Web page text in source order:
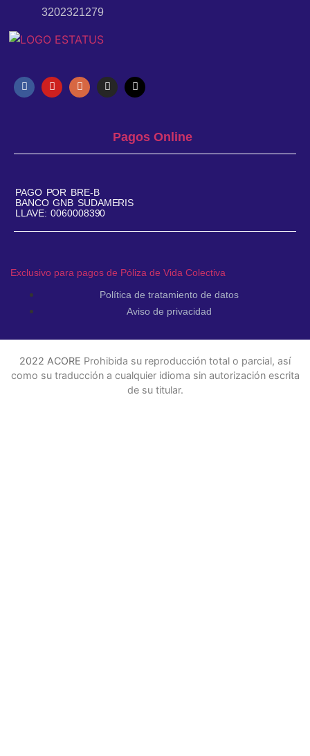
3202321279
Pagos Online
PAGO POR BRE-B
BANCO GNB SUDAMERIS
LLAVE: 0060008390
Exclusivo para pagos de Póliza de Vida Colectiva
Política de tratamiento de datos
Aviso de privacidad
2022 ACORE Prohibida su reproducción total o parcial, así
como su traducción a cualquier idioma sin autorización escrita
de su titular.